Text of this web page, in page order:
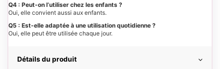
Q4 : Peut-on l’utiliser chez les enfants ?
Oui, elle convient aussi aux enfants.
Q5 : Est-elle adaptée à une utilisation quotidienne ?
Oui, elle peut être utilisée chaque jour.
Détails du produit